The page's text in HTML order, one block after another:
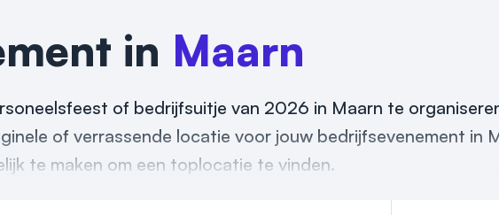
in Maarn
of bedrijfsuitje van 2026 in Maarn te
of verrassende locatie voor jouw bedrijfsevenement in
te maken om een toplocatie te vinden.